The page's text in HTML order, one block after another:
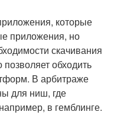
которые
приложения, но
скачивания
обходить
В арбитраже
для ниш, где
в гемблинге.